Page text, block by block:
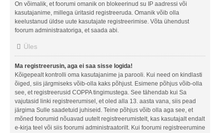
On võimalik, et foorumi omanik on blokeerinud su IP aadressi või
kasutajanime, millega üritasid registreeruda. Omanik võib olla
keelustanud üldse uute kasutajate registreerimise. Võta ühendust
foorum administraatoriga, et saada abi.
Üles
Ma registreerusin, aga ei saa sisse logida!
Kõigepealt kontrolli oma kasutajanime ja parooli. Kui need on kindlasti
õiged, siis järgmiseks võib-olla kaks põhjust. Esimene põhjus võib-olla
see, et registreerusid COPPA tingimustega. See tähendab kui Sa
vajutasid linki registreerumisel, et oled alla 13. aasta vana, siis pead
järgima Sulle saadetuid juhiseid. Teine põhjus võib olla aga see, et
mõned foorumid nõuavad uutelt registreerumistelt, kas kasutajalt endalt
e-kirja teel või siis foorumi administraatorilt. Kui foorumi registreerumine